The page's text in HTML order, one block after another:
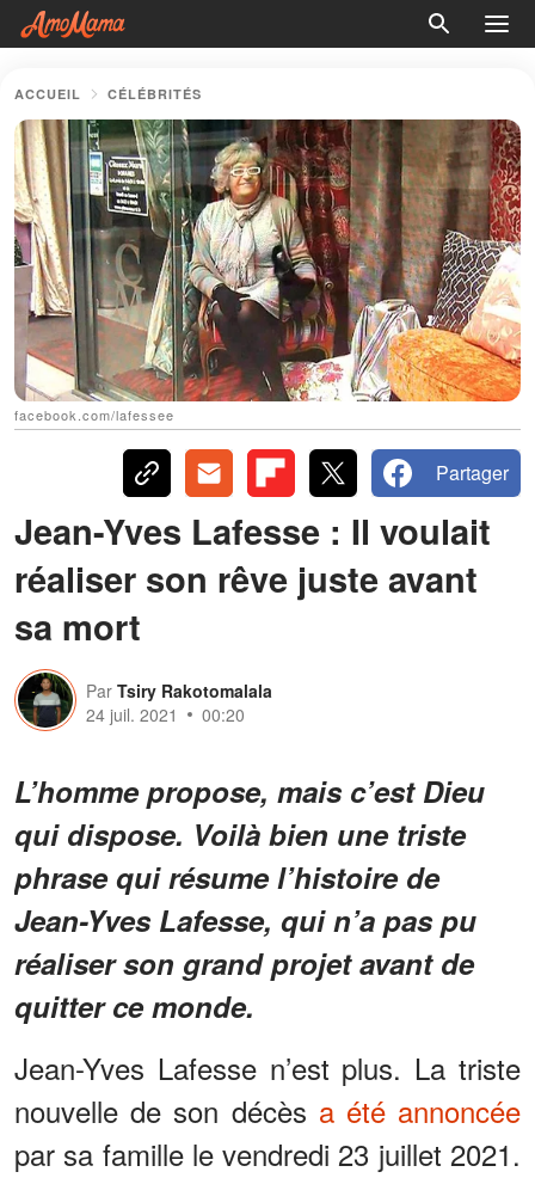
ACCUEIL CÉLÉBRITÉS
facebook.com/lafessee
Partager
Jean-Yves Lafesse : Il voulait
réaliser son rêve juste avant
sa mort
Par Tsiry Rakotomalala
24 juil. 2021
00:20
L’homme propose, mais c’est Dieu
qui dispose. Voilà bien une triste
phrase qui résume l’histoire de
Jean-Yves Lafesse, qui n’a pas pu
réaliser son grand projet avant de
quitter ce monde.
Jean-Yves Lafesse n’est plus. La triste
nouvelle de son décès a été annoncée
par sa famille le vendredi 23 juillet 2021.